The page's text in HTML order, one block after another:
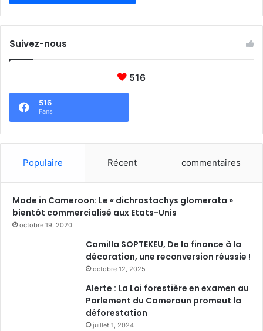
m
e
N
o
e
E
Suivez-nous
516
516
Fans
Populaire Récent commentaires
Made in Cameroon: Le « dichrostachys glomerata »
bientôt commercialisé aux Etats-Unis
octobre 19, 2020
Camilla SOPTEKEU, De la finance à la
décoration, une reconversion réussie !
octobre 12, 2025
Alerte : La Loi forestière en examen au
Parlement du Cameroun promeut la
déforestation
juillet 1, 2024